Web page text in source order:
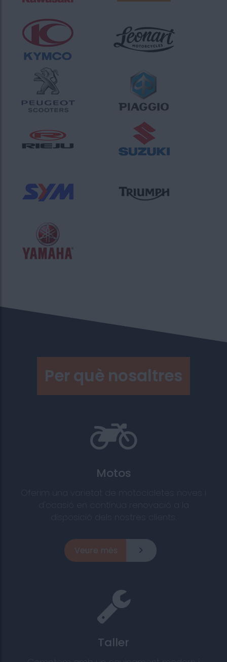
Per què nosaltres
Motos
Oferim una varietat de motocicletes noves i
d'ocasió en contínua renovació a la
Veure més
Taller